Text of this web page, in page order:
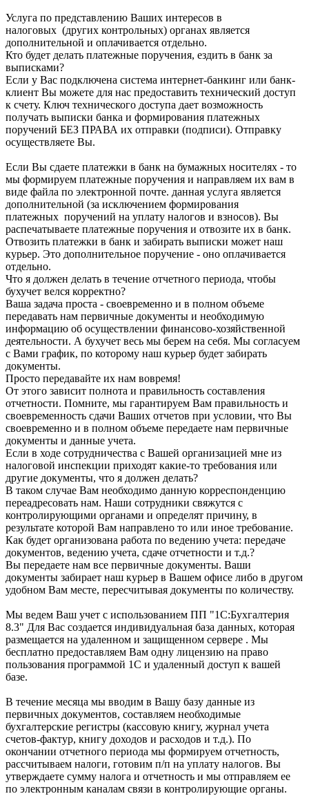
Услуга по представлению Ваших интересов в
налоговых (других контрольных) органах является
дополнительной и оплачивается отдельно.
Кто будет делать платежные поручения, ездить в банк за
выписками?
Если у Вас подключена система интернет-банкинг или банк-
клиент Вы можете для нас предоставить технический доступ
к счету. Ключ технического доступа дает возможность
получать выписки банка и формирования платежных
поручений БЕЗ ПРАВА их отправки (подписи). Отправку
осуществляете Вы.
Если Вы сдаете платежки в банк на бумажных носителях - то
мы формируем платежные поручения и направляем их вам в
виде файла по электронной почте. данная услуга является
дополнительной (за исключением формирования
платежных поручений на уплату налогов и взносов). Вы
распечатываете платежные поручения и отвозите их в банк.
Отвозить платежки в банк и забирать выписки может наш
курьер. Это дополнительное поручение - оно оплачивается
отдельно.
Что я должен делать в течение отчетного периода, чтобы
бухучет велся корректно?
Ваша задача проста - своевременно и в полном объеме
передавать нам первичные документы и необходимую
информацию об осуществлении финансово-хозяйственной
деятельности. А бухучет весь мы берем на себя. Мы согласуем
с Вами график, по которому наш курьер будет забирать
документы.
Просто передавайте их нам вовремя!
От этого зависит полнота и правильность составления
отчетности. Помните, мы гарантируем Вам правильность и
своевременность сдачи Ваших отчетов при условии, что Вы
своевременно и в полном объеме передаете нам первичные
документы и данные учета.
Если в ходе сотрудничества с Вашей организацией мне из
налоговой инспекции приходят какие-то требования или
другие документы, что я должен делать?
В таком случае Вам необходимо данную корреспонденцию
переадресовать нам. Наши сотрудники свяжутся с
контролирующими органами и определят причину, в
результате которой Вам направлено то или иное требование.
Как будет организована работа по ведению учета: передаче
документов, ведению учета, сдаче отчетности и т.д.?
Вы передаете нам все первичные документы. Ваши
документы забирает наш курьер в Вашем офисе либо в другом
удобном Вам месте, пересчитывая документы по количеству.
Мы ведем Ваш учет с использованием ПП "1С:Бухгалтерия
8.3" Для Вас создается индивидуальная база данных, которая
размещается на удаленном и защищенном сервере . Мы
бесплатно предоставляем Вам одну лицензию на право
пользования программой 1С и удаленный доступ к вашей
базе.
В течение месяца мы вводим в Вашу базу данные из
первичных документов, составляем необходимые
бухгалтерские регистры (кассовую книгу, журнал учета
счетов-фактур, книгу доходов и расходов и т.д.). По
окончании отчетного периода мы формируем отчетность,
рассчитываем налоги, готовим п/п на уплату налогов. Вы
утверждаете сумму налога и отчетность и мы отправляем ее
по электронным каналам связи в контролирующие органы.